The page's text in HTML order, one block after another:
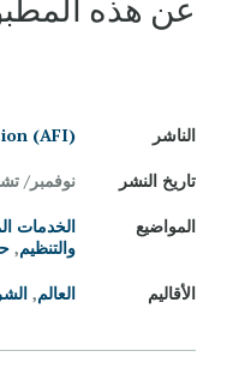
عن هذه
الناشر
(AFI)
تاريخ النشر
نوفمبر/ تشرين
المواضيع
الخدمات
والتنظيم,
الأقاليم
العالم,